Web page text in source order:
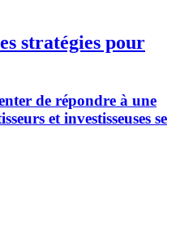
stratégies pour
de répondre à une
et investisseuses se